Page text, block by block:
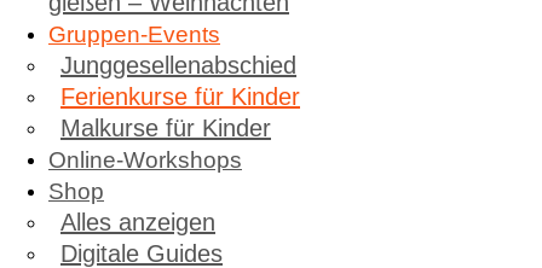
Gruppen-Events
Junggesellenabschied
Ferienkurse für Kinder
Malkurse für Kinder
Online-Workshops
Shop
Alles anzeigen
Digitale Guides